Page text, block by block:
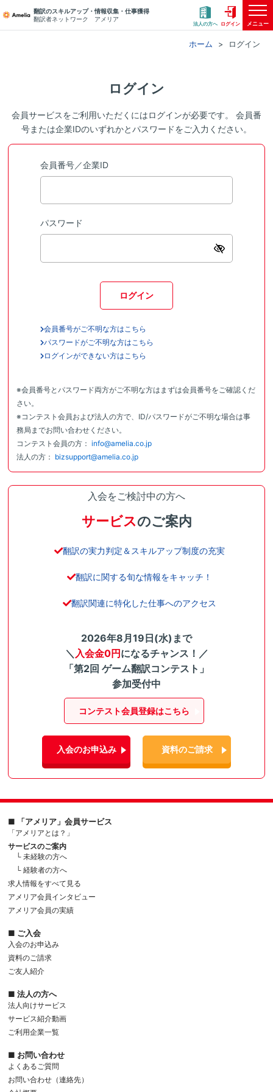
翻訳のスキルアップ・情報収集・仕事獲得
翻訳者ネットワーク アメリア
法人の方へ ログイン メニュー
ホーム ログイン
ログイン
会員サービスをご利用いただくにはログインが必要です。 会員番
号または企業IDのいずれかとパスワードをご入力ください。
会員番号／企業ID
パスワード
ログイン
会員番号がご不明な方はこちら
パスワードがご不明な方はこちら
ログインができない方はこちら
※会員番号とパスワード両方がご不明な方はまずは会員番号をご確認くだ
さい。
※コンテスト会員および法人の方で、ID/パスワードがご不明な場合は事
務局までお問い合わせください。
コンテスト会員の方： info@amelia.co.jp
法人の方： bizsupport@amelia.co.jp
入会をご検討中の方へ
サービスのご案内
翻訳の実力判定＆スキルアップ制度の充実
翻訳に関する旬な情報をキャッチ！
翻訳関連に特化した仕事へのアクセス
2026年8月19日(水)まで
＼ 入会金0円になるチャンス！／
「第2回 ゲーム翻訳コンテスト」
参加受付中
コンテスト会員登録はこちら
入会のお申込み 資料のご請求
■ 「アメリア」会員サービス
「アメリアとは？」
サービスのご案内
└ 未経験の方へ
└ 経験者の方へ
求人情報をすべて見る
アメリア会員インタビュー
アメリア会員の実績
■ ご入会
入会のお申込み
資料のご請求
ご友人紹介
■ 法人の方へ
法人向けサービス
サービス紹介動画
ご利用企業一覧
■ お問い合わせ
よくあるご質問
お問い合わせ（連絡先）